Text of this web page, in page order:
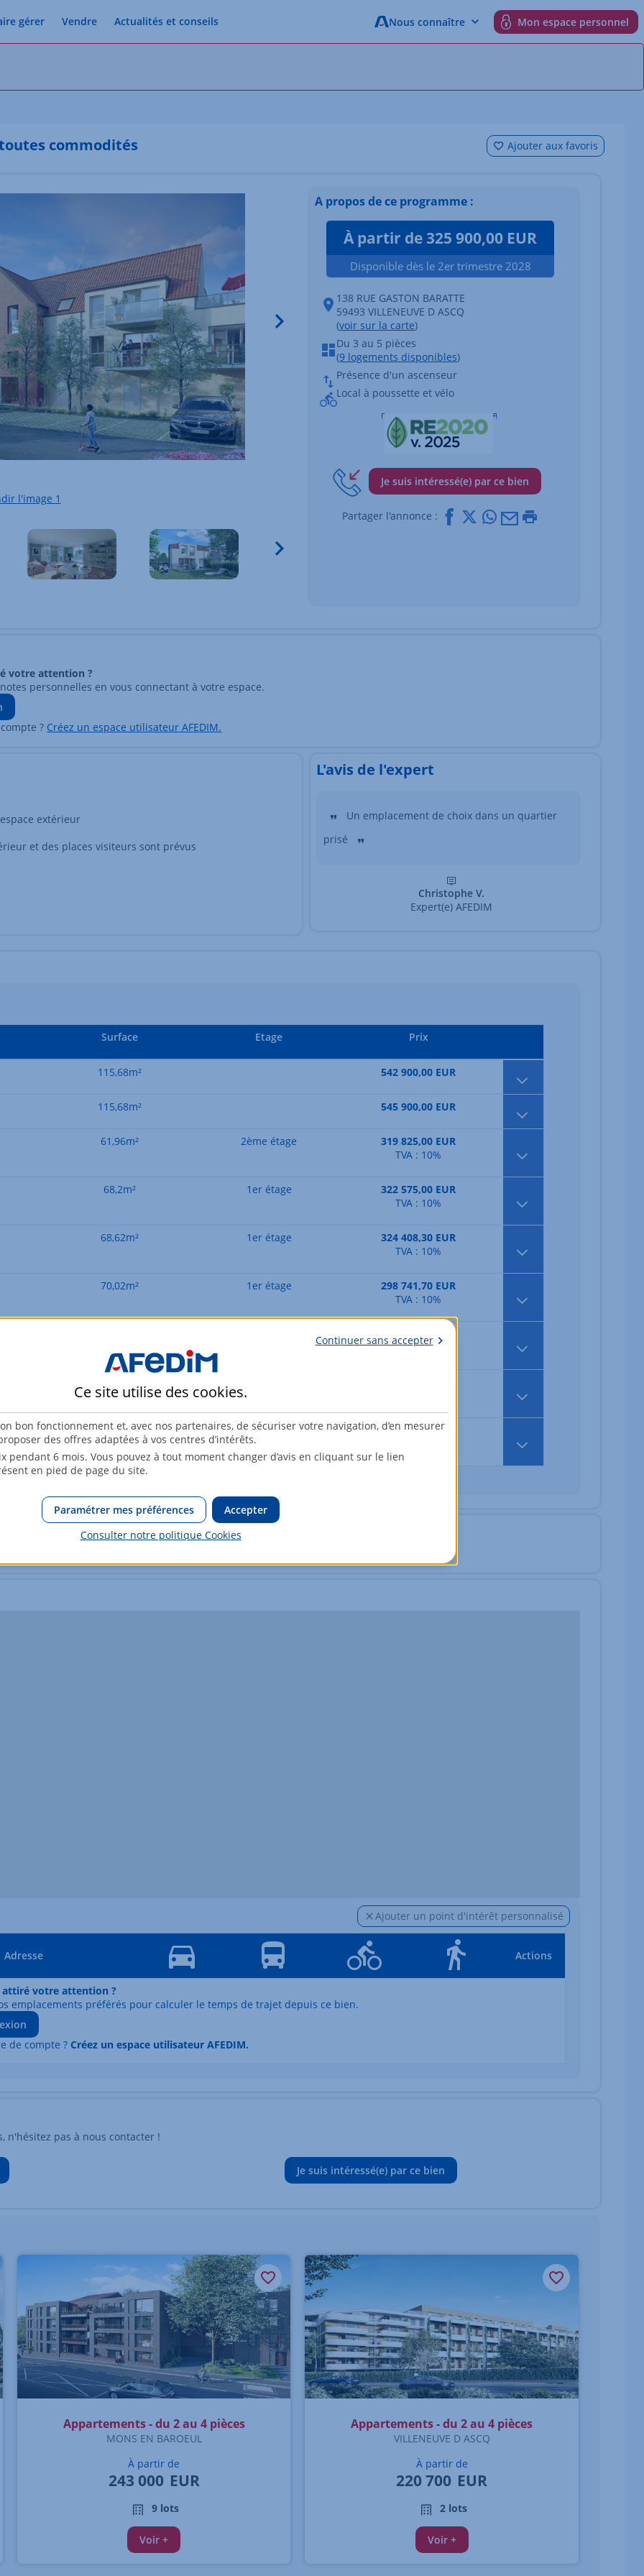
gérer Vendre Actualités et conseils Nous connaître Mon espace personnel
commodités Ajouter aux favoris
Image du bien Afficher l'élément suivant
l'image 1
A propos de ce programme :
À partir de 325 900,00 EUR
Disponible dès le 2er trimestre 2028
138 RUE GASTON BARATTE
59493 VILLENEUVE D ASCQ
(voir sur la carte)
Du 3 au 5 pièces
(9 logements disponibles)
Présence d'un ascenseur
Local à poussette et vélo
Je suis intéressé(e) par ce bien
Partager l'annonce : Facebook
X Whatsapp
Mail
votre attention ?
personnelles en vous connectant à votre espace.
? Créez un espace utilisateur AFEDIM.
extérieur
et des places visiteurs sont prévus
L'avis de l'expert
Un emplacement de choix dans un quartier
prisé
Christophe V.
Expert(e) AFEDIM
Surface Etage Prix
115,68m² 542 900,00 EUR
115,68m² 545 900,00 EUR
61,96m² 2ème étage
319 825,00 EUR
TVA : 10%
68,2m² 1er étage
322 575,00 EUR
TVA : 10%
68,62m² 1er étage
324 408,30 EUR
TVA : 10%
70,02m² 1er étage
298 741,70 EUR
TVA : 10%
361 991,70 EUR
TVA : 10%
85,16m² Rez-de-chaussée
366 575,00 EUR
sont disponibles sur le site Géorisques :
Ajouter un point d'intérêt personnalisé
Adresse Actions
attiré votre attention ?
emplacements préférés pour calculer le temps de trajet depuis ce bien.
de compte ? Créez un espace utilisateur AFEDIM.
n'hésitez pas à nous contacter !
Je suis intéressé(e) par ce bien
Appartements - du 2 au 4 pièces
MONS EN BAROEUL
À partir de
243 000 EUR
9 lots
Voir +
Appartements - du 2 au 4 pièces
VILLENEUVE D ASCQ
À partir de
220 700 EUR
2 lots
Voir +
Continuer sans accepter
Ce site utilise des cookies.
bon fonctionnement et, avec nos partenaires, de sécuriser votre navigation, d’en mesurer
des offres adaptées à vos centres d’intérêts.
pendant 6 mois. Vous pouvez à tout moment changer d’avis en cliquant sur le lien
en pied de page du site.
Accepter
Paramétrer mes préférences
Consulter notre politique Cookies